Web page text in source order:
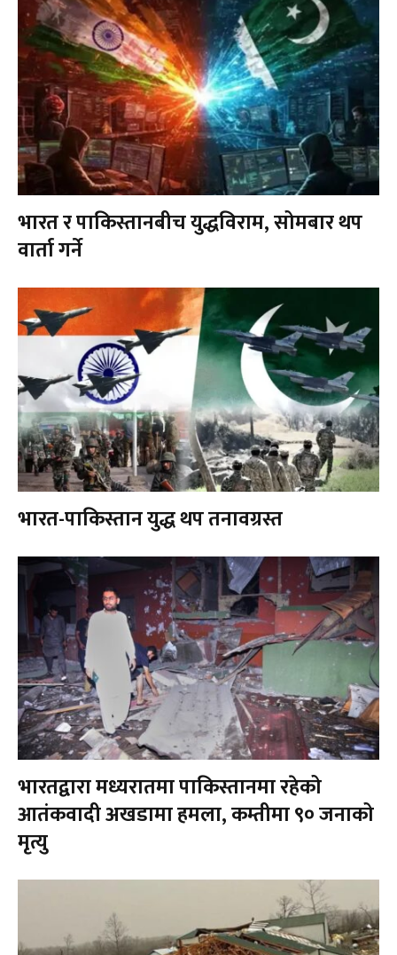
भारत र पाकिस्तानबीच युद्धविराम, सोमबार थप
वार्ता गर्ने
भारत-पाकिस्तान युद्ध थप तनावग्रस्त
भारतद्वारा मध्यरातमा पाकिस्तानमा रहेको
आतंकवादी अखडामा हमला, कम्तीमा ९० जनाको
मृत्यु